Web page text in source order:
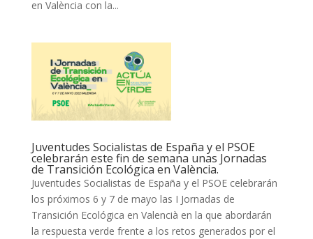
en València con la...
Juventudes Socialistas de España y el PSOE
celebrarán este fin de semana unas Jornadas
de Transición Ecológica en València.
Juventudes Socialistas de España y el PSOE celebrarán
los próximos 6 y 7 de mayo las I Jornadas de
Transición Ecológica en Valencià en la que abordarán
la respuesta verde frente a los retos generados por el